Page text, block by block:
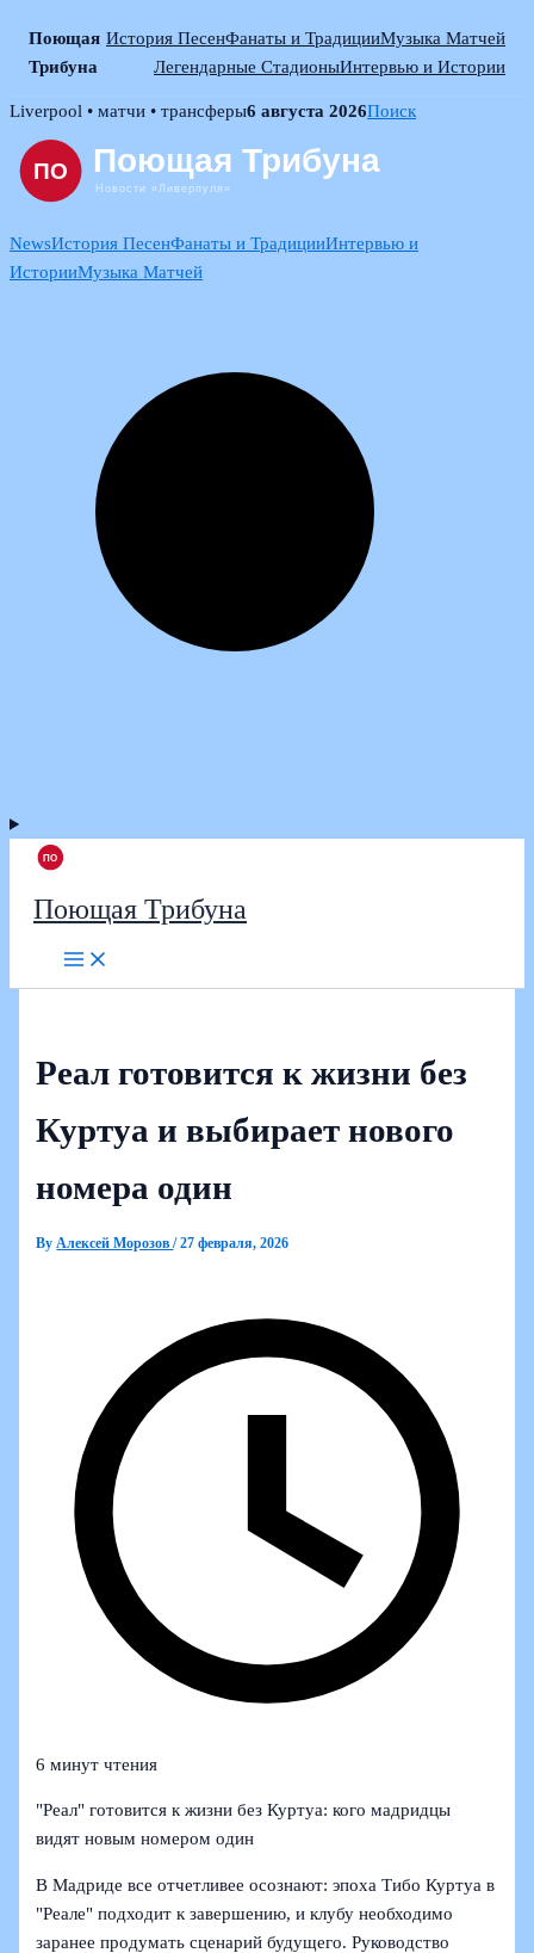
Поющая
Трибуна
История ПесенФанаты и ТрадицииМузыка Матчей
Легендарные СтадионыИнтервью и Истории
Skip
content
Liverpool • матчи • трансферы6 августа 2026Поиск
NewsИстория ПесенФанаты и ТрадицииИнтервью и
ИсторииМузыка Матчей
Поющая Трибуна
Реал готовится к жизни без
Куртуа и выбирает нового
номера один
ByАлексей Морозов/27 февраля, 2026
6 минут чтения
"Реал" готовится к жизни без Куртуа: кого мадридцы
видят новым номером один
В Мадриде все отчетливее осознают: эпоха Тибо Куртуа в
"Реале" подходит к завершению, и клубу необходимо
заранее продумать сценарий будущего. Руководство